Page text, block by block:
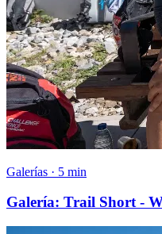
Galerías · 5 min
Galería: Trail Short -